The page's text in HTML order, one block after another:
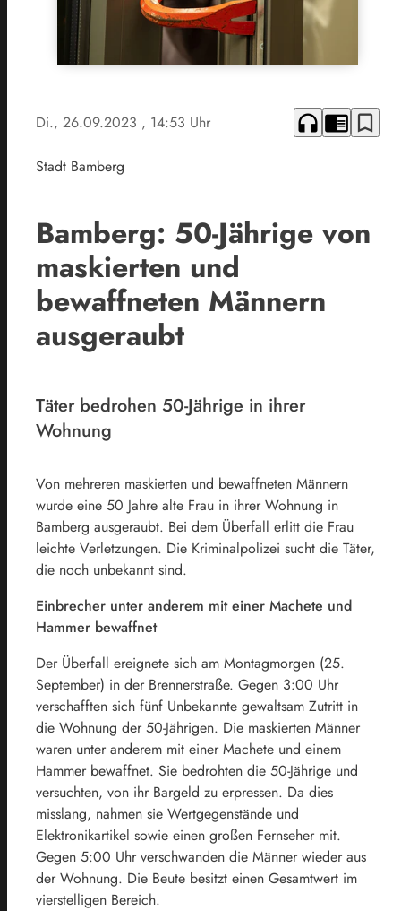
Di., 26.09.2023 , 14:53 Uhr headphones chrome_reader_mode bookmark_border
Stadt Bamberg
Bamberg: 50-Jährige von
maskierten und
bewaffneten Männern
ausgeraubt
Täter bedrohen 50-Jährige in ihrer
Wohnung
Von mehreren maskierten und bewaffneten Männern
wurde eine 50 Jahre alte Frau in ihrer Wohnung in
Bamberg ausgeraubt. Bei dem Überfall erlitt die Frau
leichte Verletzungen. Die Kriminalpolizei sucht die Täter,
die noch unbekannt sind.
Einbrecher unter anderem mit einer Machete und
Hammer bewaffnet
Der Überfall ereignete sich am Montagmorgen (25.
September) in der Brennerstraße. Gegen 3:00 Uhr
verschafften sich fünf Unbekannte gewaltsam Zutritt in
die Wohnung der 50-Jährigen. Die maskierten Männer
waren unter anderem mit einer Machete und einem
Hammer bewaffnet. Sie bedrohten die 50-Jährige und
versuchten, von ihr Bargeld zu erpressen. Da dies
misslang, nahmen sie Wertgegenstände und
Elektronikartikel sowie einen großen Fernseher mit.
Gegen 5:00 Uhr verschwanden die Männer wieder aus
der Wohnung. Die Beute besitzt einen Gesamtwert im
vierstelligen Bereich.